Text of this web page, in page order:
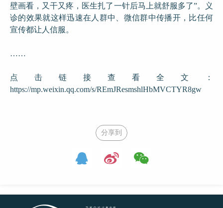
壁画看，又干又疼，医生扎了一针后马上就舒服多了”。义
诊的效果就这样迅速在人群中、微信群中传播开，比任何
宣传都让人信服。
……
点击链接查看全文：
https://mp.weixin.qq.com/s/REmJResmshlHbMVCTYR8gw
分享到